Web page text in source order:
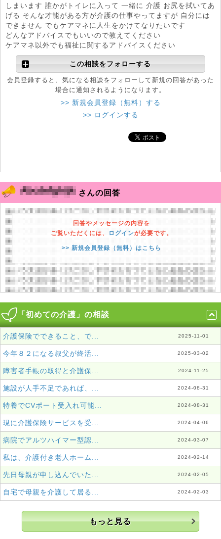
しまいます 誰かがトイレに入って 一緒に 介護 お尻を拭いてあ
げる そんな才能がある方が介護の仕事やってますが 自分には
できません でもケアマネに人生をかけてなりたいです
どんなアドバイスでもいいので教えてください
ケアマネ以外でも福祉に関するアドバイスください
この相談をフォローする
会員登録すると、気になる相談をフォローして新規の回答があった
場合に通知されるようになります。
>> 新規会員登録（無料）する
>> ログインする
さんの回答
回答やメッセージの内容を
ご覧いただくには、
ログインが必要です。
>> 新規会員登録（無料）はこちら
「初めての介護」の相談
介護保険でできること、で... 2025-11-01
今年８２になる叔父が終活... 2025-03-02
障害者手帳の取得と介護保... 2024-11-25
施設が人手不足であれば、... 2024-08-31
特養でCVポート受入れ可能... 2024-08-31
現に介護保険サービスを受... 2024-04-06
病院でアルツハイマー型認... 2024-03-07
私は、介護付き老人ホーム... 2024-02-14
先日母親が申し込んでいた... 2024-02-05
自宅で母親を介護して居る... 2024-02-03
もっと見る